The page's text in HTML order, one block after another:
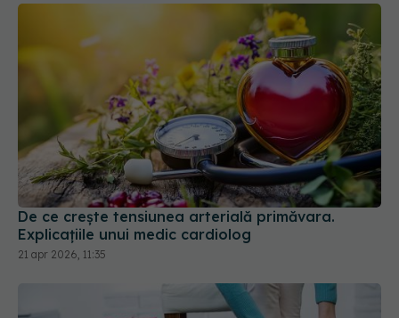
De ce crește tensiunea arterială primăvara.
Explicațiile unui medic cardiolog
21 apr 2026, 11:35